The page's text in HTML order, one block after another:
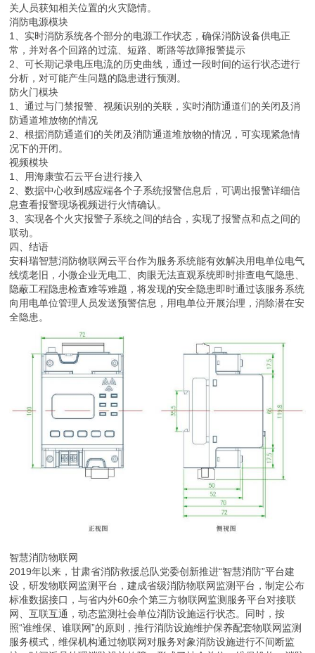
关人员获知相关位置的火灾隐情。
消防电源模块
1、实时消防系统各个部分的电源工作状态，确保消防设备供电正
常，并对各个回路的过流、短路、断路等故障报警提示
2、可长期记录电压电流的历史曲线，通过一段时间的运行状态进行
分析，对可能产生问题的隐患进行预测。
防火门模块
1、通过与门禁报警、视频识别的关联，实时消防通道们的关闭及消
防通道堆放物的情况
2、根据消防通道们的关闭及消防通道堆放物的情况，可实现紧急情
况下的开闭。
视频模块
1、用海康萤石云平台进行接入
2、数据中心收到感应端各个子系统报警信息后，可调出报警详细信
息查看报警现场视频进行火情确认。
3、实现各个火灾报警子系统之间的结合，实现了报警点和点之间的
联动。
四、结语
安科瑞智慧消防物联网云平台作为服务系统能有效解决用电单位电气
线缆老旧，小微企业无电工、肉眼无法直观系统即时排查电气隐患、
隐蔽工程隐患检查难等难题，将发现的安全隐患即时通过该服务系统
向用电单位管理人员发送预警信息，用电单位开展治理，消除潜在安
全隐患。
智慧消防物联网
2019年以来，甘肃省消防救援总队党委创新推进“智慧消防”平台建
设，研发物联网监测平台，建成省级消防物联网监测平台，制定公布
标准数据接口，与省内外60余个第三方物联网监测服务平台对接联
网、互联互通，动态监测社会单位消防设施运行状态。同时，按
照“谁维保、谁联网”的原则，推行消防设施维护保养配套物联网监测
服务模式，维保机构通过物联网对服务对象消防设施进行不间断监